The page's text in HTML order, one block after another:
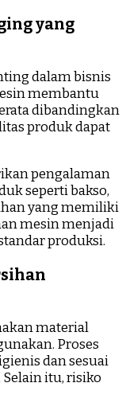
yang
dalam bisnis
membantu
dibandingkan
produk dapat
pengalaman
seperti bakso,
yang memiliki
mesin menjadi
produksi.
material
Proses
dan sesuai
itu, risiko